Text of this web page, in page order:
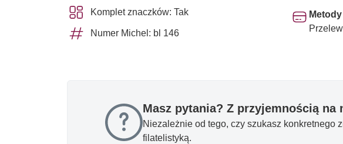
Komplet znaczków: Tak
Numer Michel: bl 146
Masz pytania? Z przyjemnością na
Niezależnie od tego, czy szukasz konkretnego
filatelistyką.